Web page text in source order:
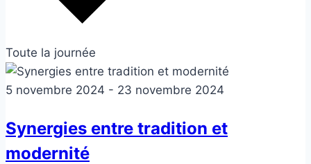
Toute la journée
5 novembre 2024 - 23 novembre 2024
Synergies entre tradition et
modernité